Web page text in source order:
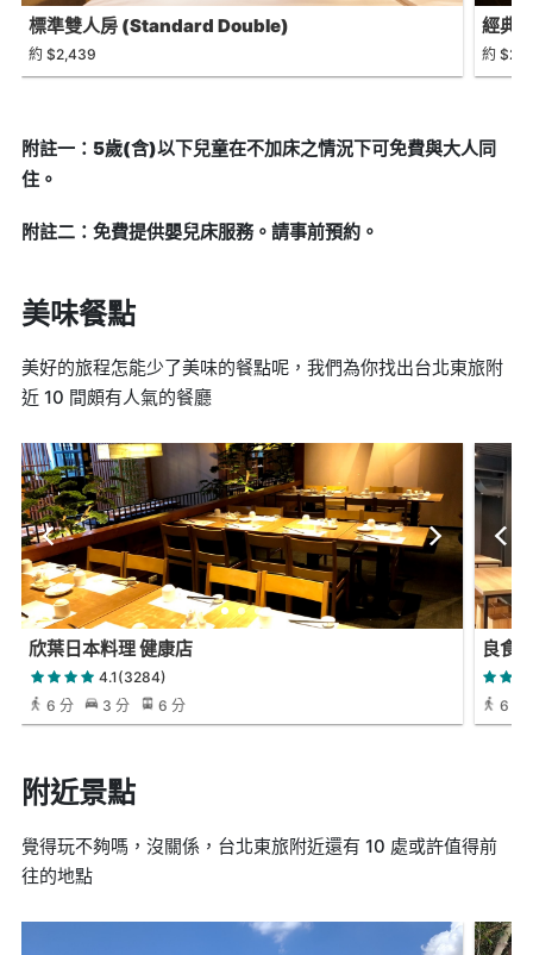
標準雙人房 (Standard Double)
約 $2,439
經典
約
附註一：5歲(含)以下兒童在不加床之情況下可免費與大人同
住。
附註二：免費提供嬰兒床服務。請事前預約。
美味餐點
美好的旅程怎能少了美味的餐點呢，我們為你找出台北東旅附
近 10 間頗有人氣的餐廳
欣葉日本料理 健康店
4.1(3284)
6 分
3 分 6 分
良食
6 分
附近景點
覺得玩不夠嗎，沒關係，台北東旅附近還有 10 處或許值得前
往的地點